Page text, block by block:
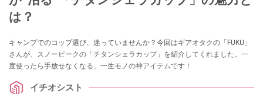
は？
キャンプでのコップ選び、迷っていませんか？今回はギアオタクの「FUKU」
さんが、スノーピークの「チタンシェラカップ」を紹介してくれました。一
度使ったら手放せなくなる、一生モノの神アイテムです！
イチオシスト